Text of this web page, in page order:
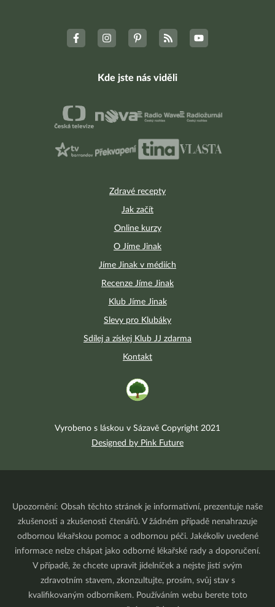
Zdravé recepty
Jak začít
Online kurzy
O Jíme Jinak
Jíme Jinak v médiích
Recenze Jíme Jinak
Klub Jíme Jinak
Slevy pro Klubáky
Sdílej a získej Klub JJ zdarma
Kontakt
Kde jste nás viděli
Vyrobeno s láskou v Sázavě Copyright 2021
Designed by Pink Future
Upozornění: Obsah těchto stránek je informativní, prezentuje naše
zkušenosti a zkušenosti čtenářů. V žádném případě nenahrazuje
odbornou lékařskou pomoc a odbornou péči. Jakékoliv uvedené
informace nelze chápat jako odborné lékařské rady a doporučení.
V případě, že chcete upravit jídelníček a nejste jistí svým
zdravotním stavem, zkonzultujte, prosím, svůj stav s
kvalifikovaným odborníkem. Používáním webu berete toto